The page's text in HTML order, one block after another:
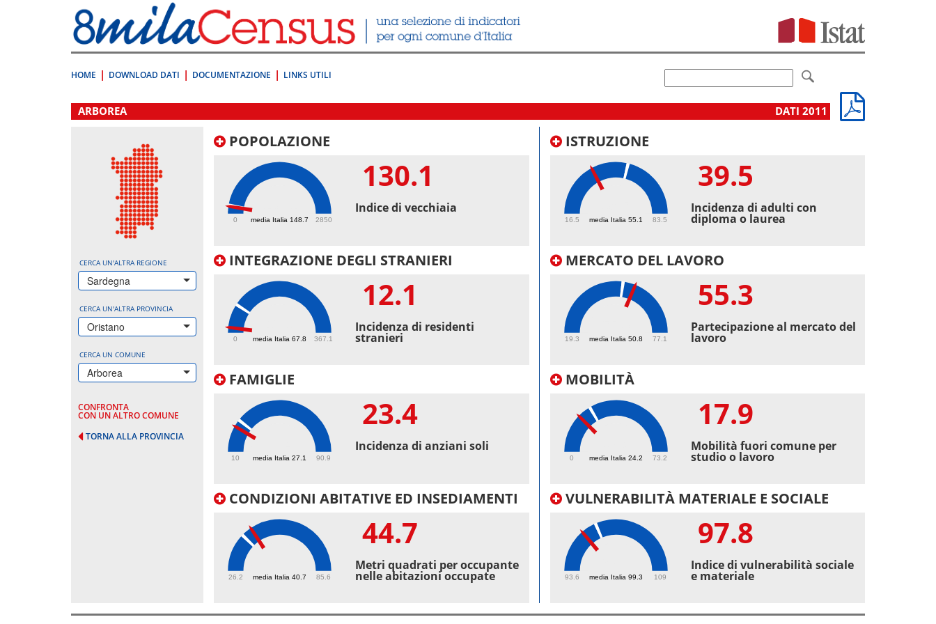
direttamente
a:
Contenuto
HOME DOWNLOAD DATI DOCUMENTAZIONE LINKS UTILI
.
ARBOREA DATI 2011
CERCA UN'ALTRA REGIONE
Sardegna
CERCA UN'ALTRA PROVINCIA
Oristano
CERCA UN COMUNE
Arborea
CONFRONTA
CON UN ALTRO COMUNE
TORNA ALLA PROVINCIA
POPOLAZIONE
media Italia 148.7
0 2850
130.1
Indice di vecchiaia
INTEGRAZIONE DEGLI STRANIERI
media Italia 67.8
0 367.1
12.1
Incidenza di residenti
stranieri
FAMIGLIE
media Italia 27.1
10 90.9
23.4
Incidenza di anziani soli
CONDIZIONI ABITATIVE ED INSEDIAMENTI
media Italia 40.7
26.2 85.6
44.7
Metri quadrati per occupante
nelle abitazioni occupate
ISTRUZIONE
media Italia 55.1
16.5 83.5
39.5
Incidenza di adulti con
diploma o laurea
MERCATO DEL LAVORO
media Italia 50.8
19.3 77.1
55.3
Partecipazione al mercato del
lavoro
MOBILITÀ
media Italia 24.2
0 73.2
17.9
Mobilità fuori comune per
studio o lavoro
VULNERABILITÀ MATERIALE E SOCIALE
media Italia 99.3
93.6 109
97.8
Indice di vulnerabilità sociale
e materiale